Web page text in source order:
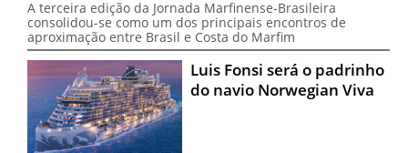
A terceira edição da Jornada Marfinense-Brasileira
consolidou-se como um dos principais encontros de
aproximação entre Brasil e Costa do Marfim
Luis Fonsi será o padrinho
do navio Norwegian Viva